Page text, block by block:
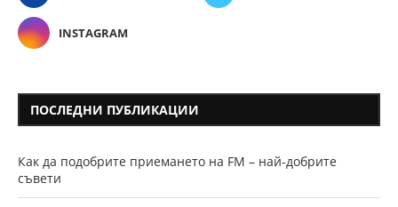
INSTAGRAM
ПОСЛЕДНИ ПУБЛИКАЦИИ
Как да подобрите приемането на FM – най-добрите
съвети